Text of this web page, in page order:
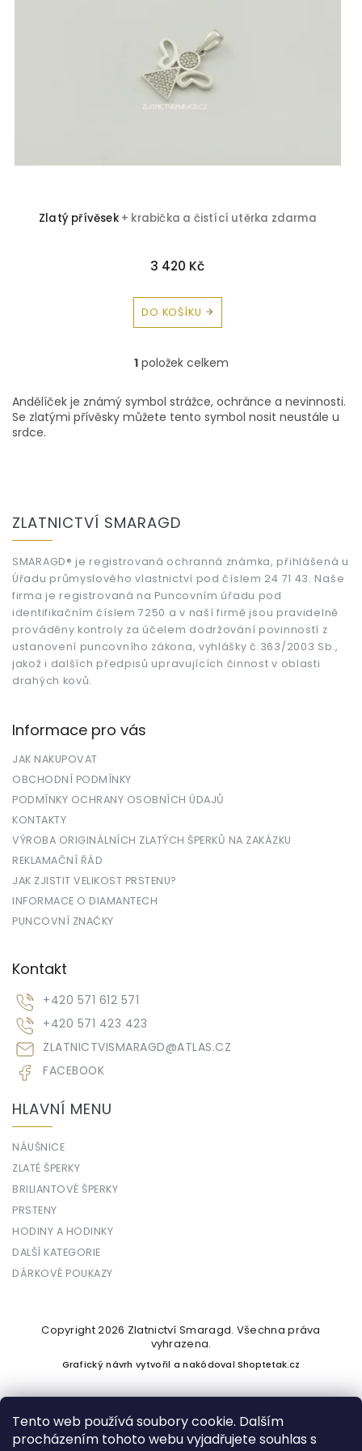
Tento web používá soubory cookie. Dalším
procházením tohoto webu vyjadřujete souhlas s
Zlatý přívěsek + krabička a čistící utěrka zdarma
3 420 Kč
DO KOŠÍKU
O
l
á
v
y
v
ý
p
i
s
u
1položek celkem
Andělíček je známý symbol strážce, ochránce a nevinnosti.
Se zlatými přívěsky můžete tento symbol nosit neustále u
srdce.
ZLATNICTVÍ SMARAGD
SMARAGD® je registrovaná ochranná známka, přihlášená u
Úřadu průmyslového vlastnictví pod číslem 24 71 43. Naše
firma je registrovaná na Puncovním úřadu pod
identifikačním číslem 7250 a v naší firmě jsou pravidelně
prováděny kontroly za účelem dodržování povinností z
ustanovení puncovního zákona, vyhlášky č.363/2003 Sb.,
jakož i dalších předpisů upravujících činnost v oblasti
drahých kovů.
Informace pro vás
JAK NAKUPOVAT
OBCHODNÍ PODMÍNKY
PODMÍNKY OCHRANY OSOBNÍCH ÚDAJŮ
KONTAKTY
VÝROBA ORIGINÁLNÍCH ZLATÝCH ŠPERKŮ NA ZAKÁZKU
REKLAMAČNÍ ŘÁD
JAK ZJISTIT VELIKOST PRSTENU?
INFORMACE O DIAMANTECH
PUNCOVNÍ ZNAČKY
Kontakt
ZLATNICTVISMARAGD@ATLAS.CZ
+420 571 612 571
+420 571 423 423
FACEBOOK
HLAVNÍ MENU
NÁUŠNICE
ZLATÉ ŠPERKY
BRILIANTOVÉ ŠPERKY
PRSTENY
HODINY A HODINKY
DALŠÍ KATEGORIE
DÁRKOVÉ POUKAZY
Copyright 2026 Zlatnictví Smaragd. Všechna práva
vyhrazena.
Grafický návrh vytvořil a nakódovalShoptetak.cz